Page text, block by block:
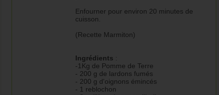
Enfourner pour environ 20 minutes de
cuisson.
(Recette Marmiton)
Ingrédients :
-1Kg de Pomme de Terre
- 200 g de lardons fumés
- 200 g d'oignons émincés
- 1 reblochon